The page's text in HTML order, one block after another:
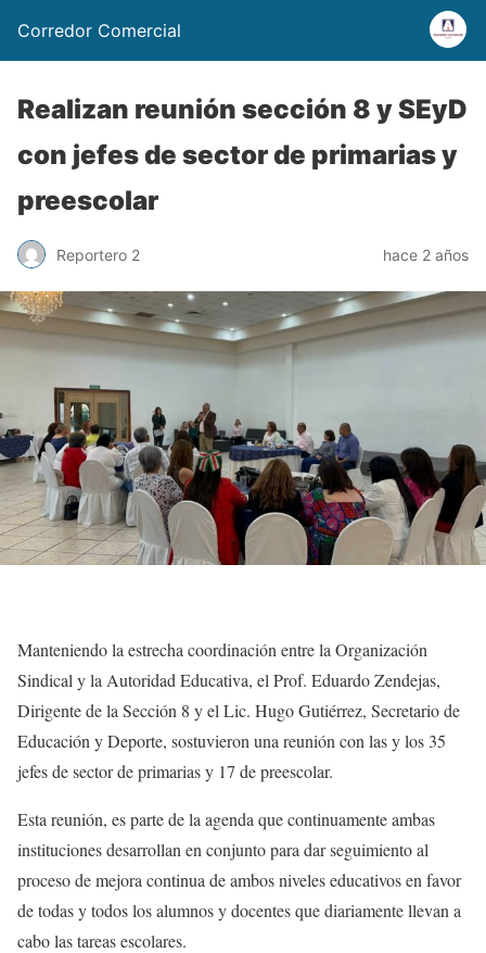
Corredor Comercial
Realizan reunión sección 8 y SEyD
con jefes de sector de primarias y
preescolar
Reportero 2 hace 2 años
Manteniendo la estrecha coordinación entre la Organización
Sindical y la Autoridad Educativa, el Prof. Eduardo Zendejas,
Dirigente de la Sección 8 y el Lic. Hugo Gutiérrez, Secretario de
Educación y Deporte, sostuvieron una reunión con las y los 35
jefes de sector de primarias y 17 de preescolar.
Esta reunión, es parte de la agenda que continuamente ambas
instituciones desarrollan en conjunto para dar seguimiento al
proceso de mejora continua de ambos niveles educativos en favor
de todas y todos los alumnos y docentes que diariamente llevan a
cabo las tareas escolares.